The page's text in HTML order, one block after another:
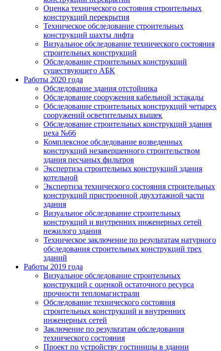
Оценка технического состояния строительных
конструкций перекрытия
Техническое обследование строительных
конструкций шахты лифта
Визуальное обследование технического состояния
строительных конструкций
Обследование строительных конструкций
существующего АБК
Работы 2020 года
Обследование здания отстойника
Обследование сооружения кабельной эстакады
Обследование строительных конструкций четырех
сооружений осветительных вышек
Обследование строительных конструкций здания
цеха №66
Комплексное обследование возведенных
конструкций незавершенного строительством
здания песчаных фильтров
Экспертиза строительных конструкций здания
котельной
Экспертиза технического состояния строительных
конструкций пристроенной двухэтажной части
здания
Визуальное обследование строительных
конструкций и внутренних инженерных сетей
нежилого здания
Техническое заключение по результатам натурного
обследования строительных конструкций трех
зданий
Работы 2019 года
Визуальное обследование строительных
конструкций с оценкой остаточного ресурса
прочности тепломагистрали
Обследование технического состояния
строительных конструкций и внутренних
инженерных сетей
Заключение по результатам обследования
технического состояния
Проект по устройству гостиницы в здании